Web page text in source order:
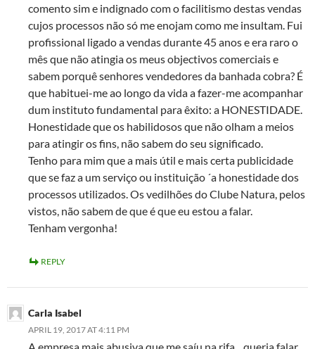
comento sim e indignado com o facilitismo destas vendas
cujos processos não só me enojam como me insultam. Fui
profissional ligado a vendas durante 45 anos e era raro o
mês que não atingia os meus objectivos comerciais e
sabem porquê senhores vendedores da banhada cobra? É
que habituei-me ao longo da vida a fazer-me acompanhar
dum instituto fundamental para êxito: a HONESTIDADE.
Honestidade que os habilidosos que não olham a meios
para atingir os fins, não sabem do seu significado.
Tenho para mim que a mais útil e mais certa publicidade
que se faz a um serviço ou instituição ´a honestidade dos
processos utilizados. Os vedilhões do Clube Natura, pelos
vistos, não sabem de que é que eu estou a falar.
Tenham vergonha!
REPLY
Carla Isabel
APRIL 19, 2017 AT 4:11 PM